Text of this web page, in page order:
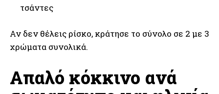
τσάντες
Αν δεν θέλεις ρίσκο, κράτησε το σύνολο σε 2 με 3
χρώματα συνολικά.
Απαλό κόκκινο ανά